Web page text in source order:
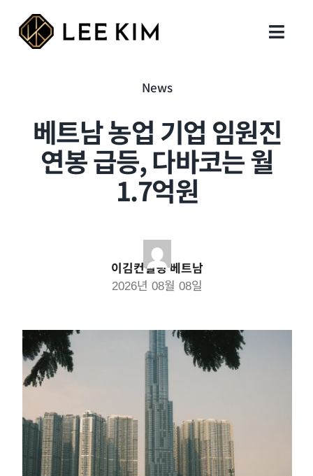
content
회사 설립
행정 업무
지원 업무
인사이트
News
베트남 농업 기업 임원진
연봉 급등, 다바코는 월
1.7억원
이김컨설팅 베트남
2026년 08월 08일